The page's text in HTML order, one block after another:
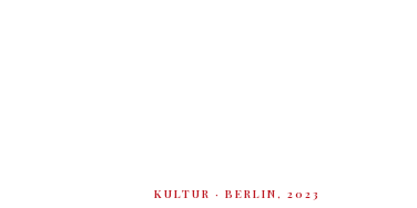
KULTUR · BERLIN, 2023